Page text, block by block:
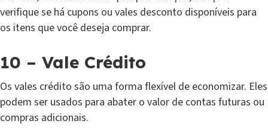
verifique se há cupons ou vales desconto disponíveis para
os itens que você deseja comprar.
10 – Vale Crédito
Os vales crédito são uma forma flexível de economizar. Eles
podem ser usados para abater o valor de contas futuras ou
compras adicionais.